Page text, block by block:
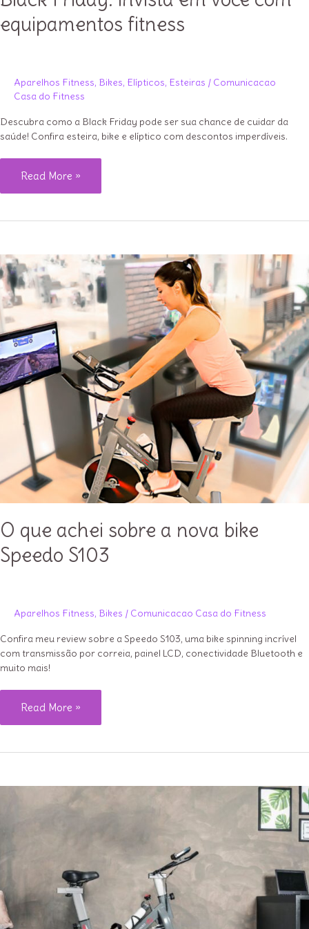
equipamentos fitness
Aparelhos Fitness, Bikes, Elípticos, Esteiras / Comunicacao
Casa do Fitness
Descubra como a Black Friday pode ser sua chance de cuidar da
saúde! Confira esteira, bike e elíptico com descontos imperdíveis.
Black
Friday:
com
equipamentos
fitness
Read More »
O que achei sobre a nova bike
Speedo S103
Aparelhos Fitness, Bikes / Comunicacao Casa do Fitness
Confira meu review sobre a Speedo S103, uma bike spinning incrível
com transmissão por correia, painel LCD, conectividade Bluetooth e
muito mais!
O
que
Read More »